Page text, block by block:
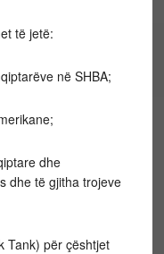
të jetë:
në SHBA;
dhe
dhe të gjitha trojeve
Tank) për çështjet